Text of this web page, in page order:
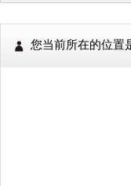
您当前所在的位置